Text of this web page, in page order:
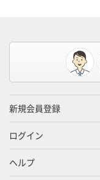
新規会員登録
ログイン
ヘルプ